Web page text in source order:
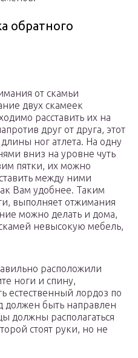
обратного
от скамьи
двух скамеек
расставить их на
друг от друга, этот
ног атлета. На одну
вниз на уровне чуть
пятки, их можно
между ними
Вам удобнее. Таким
выполняет отжимания
можно делать и дома,
невысокую мебель,
расположили
ноги и спину,
естественный лордоз по
должен быть направлен
должны располагаться
стоят руки, но не